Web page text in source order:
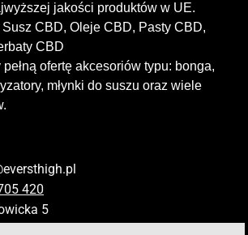
jakości produktów w UE.
CBD, Oleje CBD, Pasty CBD,
CBD
ofertę akcesoriów typu: bonga,
młynki do suszu oraz wiele
420
5